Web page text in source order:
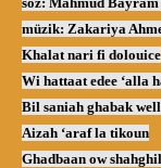
müzik: Zakariya
Khalat nari fi dolouice
Wi hattaat edee ‘alla
Bil saniah ghabak
Aizah ‘araf la tikoun
Ghadbaan ow